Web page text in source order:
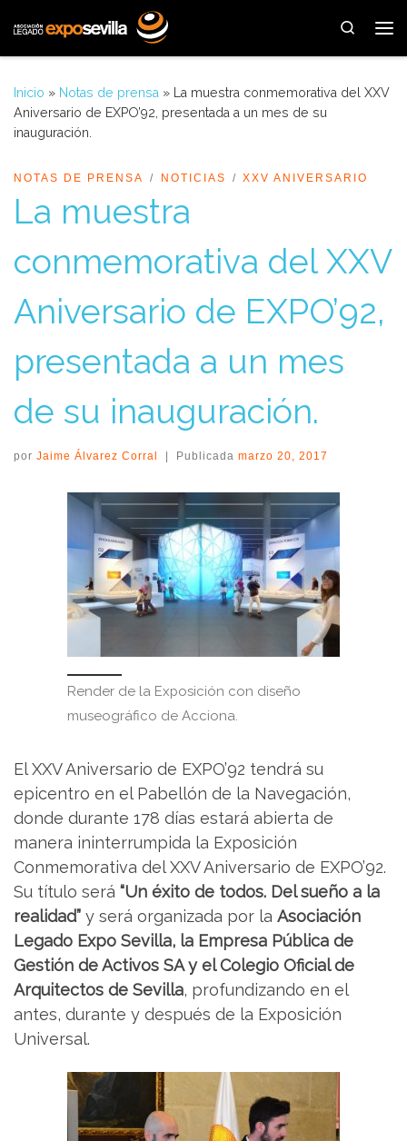
Saltar al contenido
Search
Inicio » Notas de prensa »
La muestra conmemorativa del XXV
Aniversario de EXPO’92, presentada a un mes de su
inauguración.
NOTAS DE PRENSA NOTICIAS XXV ANIVERSARIO
La muestra
conmemorativa del XXV
Aniversario de EXPO’92,
presentada a un mes
de su inauguración.
por Jaime Álvarez Corral | Publicada marzo 20, 2017
Render de la Exposición con diseño
museográfico de Acciona.
El XXV Aniversario de EXPO’92 tendrá su
epicentro en el Pabellón de la Navegación,
donde durante 178 días estará abierta de
manera ininterrumpida la Exposición
Conmemorativa del XXV Aniversario de EXPO’92.
Su título será “Un éxito de todos. Del sueño a la
realidad” y será organizada por la Asociación
Legado Expo Sevilla, la Empresa Pública de
Gestión de Activos SA y el Colegio Oficial de
Arquitectos de Sevilla, profundizando en el
antes, durante y después de la Exposición
Universal.